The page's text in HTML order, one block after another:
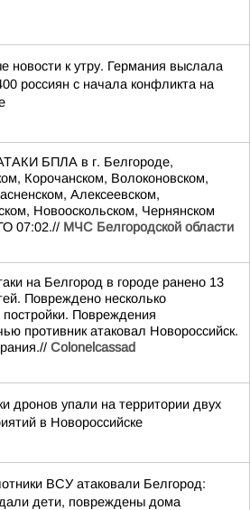
новости к утру. Германия выслала
россиян с начала конфликта на
БПЛА в г. Белгороде,
Корочанском, Волоконовском,
Алексеевском,
Новооскольском, Чернянском
07:02.// МЧС Белгородской области
на Белгород в городе ранено 13
Повреждено несколько
Повреждения
противник атаковал Новороссийск.
Colonelcassad
дронов упали на территории двух
в Новороссийске
ВСУ атаковали Белгород:
дети, повреждены дома